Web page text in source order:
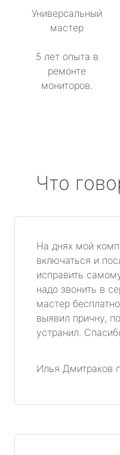
Универсальный
мастер
5 лет опыта в
ремонте
мониторов.
Что
На днях мой
включаться и
исправить
надо звонить в
мастер
выявил причну,
устранил.
Илья Дмитраков